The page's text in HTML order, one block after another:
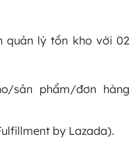
quản lý tồn kho với 02
sản phẩm/đơn hàng
by Lazada).